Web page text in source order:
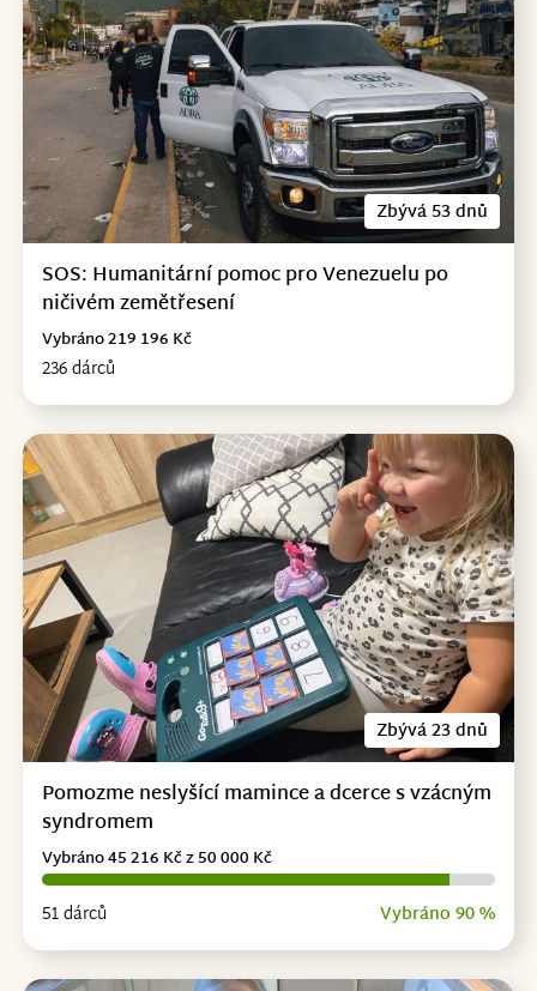
Zbývá 53 dnů
SOS: Humanitární pomoc pro Venezuelu po
ničivém zemětřesení
236 dárců
Vybráno 219 196 Kč
Zbývá 23 dnů
Pomozme neslyšící mamince a dcerce s vzácným
syndromem
51 dárců Vybráno 90 %
Vybráno 45 216 Kč z 50 000 Kč